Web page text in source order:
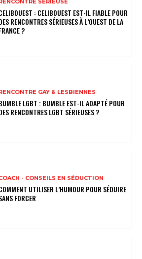
RENCONTRE SÉRIEUSE
: CELIBOUEST EST-IL FIABLE POUR
RENCONTRES SÉRIEUSES À L’OUEST DE LA
?
GAY & LESBIENNES
LGBT : BUMBLE EST-IL ADAPTÉ POUR
RENCONTRES LGBT SÉRIEUSES ?
- CONSEILS EN SÉDUCTION
UTILISER L’HUMOUR POUR SÉDUIRE
FORCER